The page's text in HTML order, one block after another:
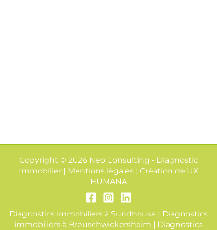
Copyright © 2026 Neo Consulting - Diagnostic
Immobilier | Mentions légales | Création de UX
HUMANA
Diagnostics immobiliers à Sundhouse | Diagnostics
immobiliers à Breuschwickersheim | Diagnostics